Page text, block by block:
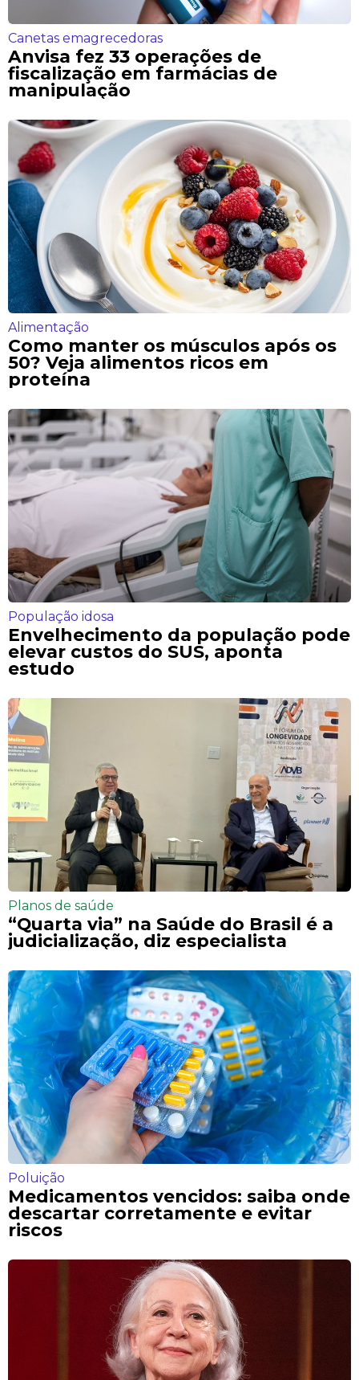
Canetas emagrecedoras
Anvisa fez 33 operações de
fiscalização em farmácias de
manipulação
Alimentação
Como manter os músculos após os
50? Veja alimentos ricos em
proteína
População idosa
Envelhecimento da população pode
elevar custos do SUS, aponta
estudo
Planos de saúde
“Quarta via” na Saúde do Brasil é a
judicialização, diz especialista
Poluição
Medicamentos vencidos: saiba onde
descartar corretamente e evitar
riscos